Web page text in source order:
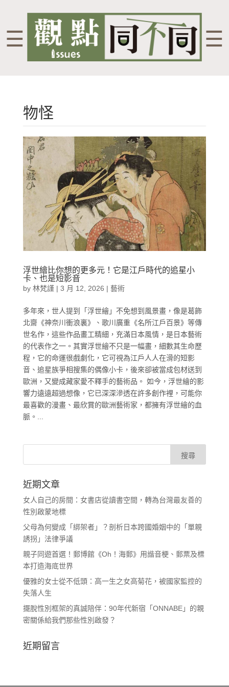
☰ ☰
物怪
浮世繪比你想的更多元！它是江戶時代的追星小
卡、也是短影音
by 林梵謹| 3 月 12, 2026 | 藝術
多年來，世人提到「浮世繪」不免想到風景畫，像是葛飾
北齋《神奈川衝浪裏》、歌川廣重《名所江戶百景》等傳
世名作，這些作品畫工精細，充滿日本風情，是日本藝術
的代表作之一。其實浮世繪不只是一幅畫，細數其生命歷
程，它的命運很戲劇化，它可視為江戶人人在滑的短影
音、追星族爭相搜集的偶像小卡，後來卻被當成包材送到
歐洲，又變成藏家愛不釋手的藝術品。 如今，浮世繪的影
響力遠遠超過想像，它已深深滲透在許多創作裡，可能你
最喜歡的漫畫、最欣賞的歐洲藝術家，都擁有浮世繪的血
脈。...
近期文章
女人自己的房間：女書店從讀書空間，轉為台灣最友善的
性別啟蒙地標
父母為何變成「綁架者」？剖析日本跨國婚姻中的「單親
誘拐」法律爭議
親子同遊首選！郵博館《Oh！海郵》用諧音梗、郵票及標
本打造海底世界
優雅的女士從不低頭：高一生之女高菊花，被國家監控的
失落人生
擺脫性別框架的真誠陪伴：90年代新宿「ONNABE」的親
密關係給我們那些性別啟發？
近期留言